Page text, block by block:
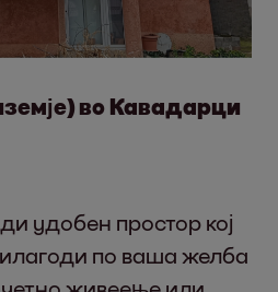
во Кавадарци
удобен простор кој
по ваша желба